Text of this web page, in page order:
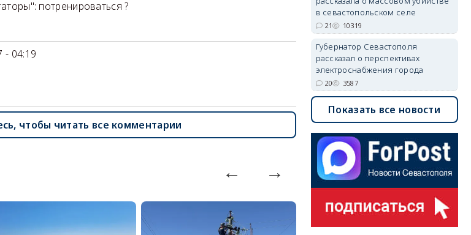
потренироваться ?
- 04:19
чтобы читать все комментарии
в севастопольском селе
21 10319
Губернатор Севастополя
рассказал о перспективах
электроснабжения города
20 3587
Показать все новости